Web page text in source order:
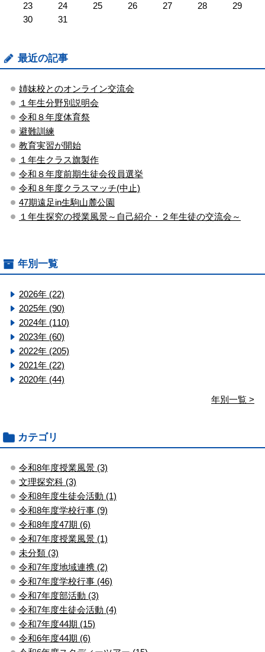
23
24 25 26 27 28
29
30
31
最近の記事
姉妹校とのオンライン交流会
１年生分野別説明会
令和８年度体育祭
避難訓練
教育実習が開始
１年生クラス旗製作
令和８年度前期生徒会役員選挙
令和８年度クラスマッチ(中止)
47期遠足in生駒山麓公園
１年生探究の授業風景～自己紹介・２年生徒の交流会～
年別一覧
2026年 (22)
2025年 (90)
2024年 (110)
2023年 (60)
2022年 (205)
2021年 (22)
2020年 (44)
年別一覧 >
カテゴリ
令和8年度授業風景 (3)
文理探究科 (3)
令和8年度生徒会活動 (1)
令和8年度学校行事 (9)
令和8年度47期 (6)
令和7年度授業風景 (1)
未分類 (3)
令和7年度地域連携 (2)
令和7年度学校行事 (46)
令和7年度部活動 (3)
令和7年度生徒会活動 (4)
令和7年度44期 (15)
令和6年度44期 (6)